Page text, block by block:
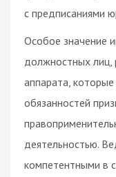
с предписаниями
Особое значение
должностных лиц,
аппарата,
обязанностей
деятельностью.
компетентными в